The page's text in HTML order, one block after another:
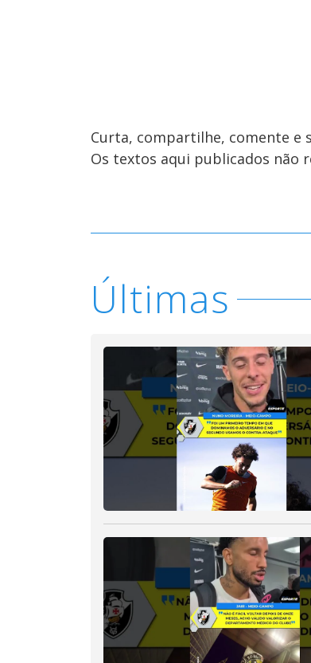
Curta, compartilhe, comente e
Os textos aqui publicados não
Últimas